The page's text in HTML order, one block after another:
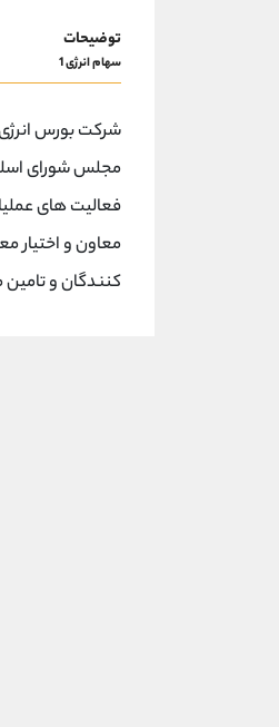
توضیحات
سهام انرژی 1
فعالیت های
معاون و اختیار
کنندگان و تامین منابع